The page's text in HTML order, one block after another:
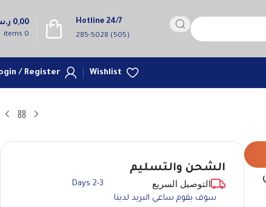
Hotline 24/7
(505) 285-5028
0
items
0,00
Wishlist
/ Register
الشحن والتسليم
التوصيل السريع
سوف يقوم ساعي البريد لدينا
2-3 Days